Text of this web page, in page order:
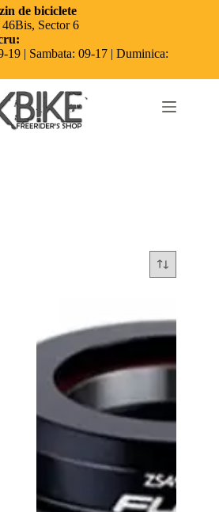
de biciclete
Sector 6
19 | Sambata: 09-17 | Duminica: